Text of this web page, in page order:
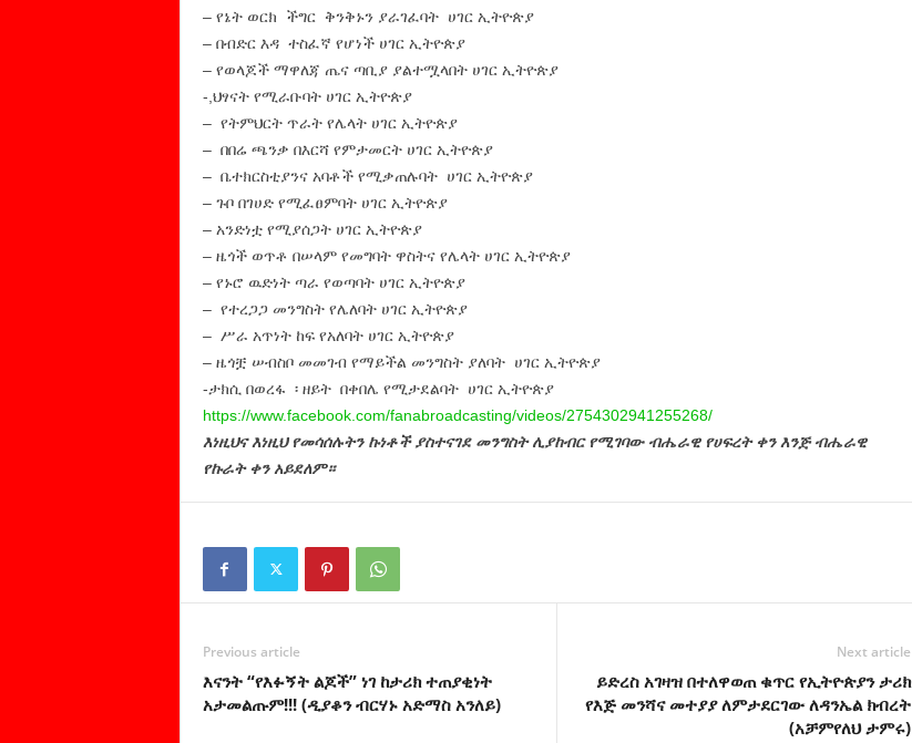
– የኔት ወርክ ችግር ቅንቅኑን ያራገፈባት ሀገር ኢትዮጵያ
– በብድር እዳ ተስፈኛ የሆነች ሀገር ኢትዮጵያ
– የወላጆች ማዋለጃ ጤና ጣቢያ ያልተሟላበት ሀገር ኢትዮጵያ
-,ህፃናት የሚራቡባት ሀገር ኢትዮጵያ
– የትምህርት ጥራት የሌላት ሀገር ኢትዮጵያ
– በበሬ ጫንቃ በእርሻ የምታመርት ሀገር ኢትዮጵያ
– ቤተክርስቲያንና አባቶች የሚቃጠሉባት ሀገር ኢትዮጵያ
– ጉቦ በገሀድ የሚፈፀምባት ሀገር ኢትዮጵያ
– አንድነቷ የሚያሰጋት ሀገር ኢትዮጵያ
– ዜጎች ወጥቶ በሠላም የመግባት ዋስትና የሌላት ሀገር ኢትዮጵያ
– የኑሮ ዉድነት ጣራ የወጣባት ሀገር ኢትዮጵያ
– የተረጋጋ መንግስት የሌለባት ሀገር ኢትዮጵያ
– ሥራ አጥነት ከፍ የአለባት ሀገር ኢትዮጵያ
– ዜጎቿ ሠብስቦ መመገብ የማይችል መንግስት ያለባት ሀገር ኢትዮጵያ
-ታክሲ በወረፋ ፡ ዘይት በቀበሌ የሚታደልባት ሀገር ኢትዮጵያ
https://www.facebook.com/fanabroadcasting/videos/2754302941255268/
እነዚህና እነዚህ የመሳሰሉትን ኩነቶች ያስተናገደ መንግስት ሊያከብር የሚገባው ብሔራዊ የሀፍረት ቀን እንጅ ብሔራዊ
የኩራት ቀን አይደለም።
Previous article
እናንት “የእፉኝት ልጆች” ነገ ከታሪክ ተጠያቂነት
አታመልጡም!!! (ዲያቆን ብርሃኑ አድማስ አንለይ)
Next article
ይድረስ አገዛዝ በተለዋወጠ ቁጥር የኢትዮጵያን ታሪክ
የእጅ መንሻና መተያያ ለምታደርገው ለዳንኤል ክብረት
(አቻምየለህ ታምሩ)